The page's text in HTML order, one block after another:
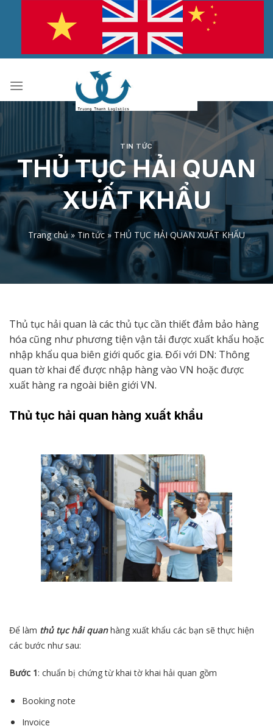
dung
TIN TỨC
THỦ TỤC HẢI QUAN
XUẤT KHẨU
Trang chủ» Tin tức » THỦ TỤC HẢI QUAN XUẤT KHẨU
Thủ tục hải quan là các thủ tục cần thiết đảm bảo hàng
hóa cũng như phương tiện vận tải được xuất khẩu hoặc
nhập khẩu qua biên giới quốc gia. Đối với DN: Thông
quan tờ khai để được nhập hàng vào VN hoặc được
xuất hàng ra ngoài biên giới VN.
Thủ tục hải quan hàng xuất khẩu
Để làm thủ tục hải quanhàng xuất khẩu các bạn sẽ thực hiện
các bước như sau:
Bước 1: chuẩn bị chứng từ khai tờ khai hải quan gồm
Booking note
Invoice